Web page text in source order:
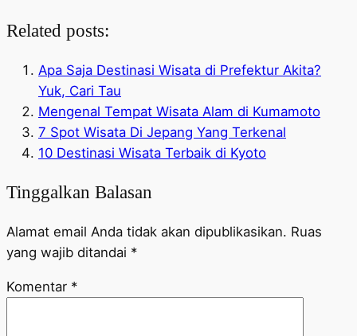
Related posts:
Apa Saja Destinasi Wisata di Prefektur Akita?
Yuk, Cari Tau
Mengenal Tempat Wisata Alam di Kumamoto
7 Spot Wisata Di Jepang Yang Terkenal
10 Destinasi Wisata Terbaik di Kyoto
Tinggalkan Balasan
Alamat email Anda tidak akan dipublikasikan. Ruas
yang wajib ditandai *
Komentar *